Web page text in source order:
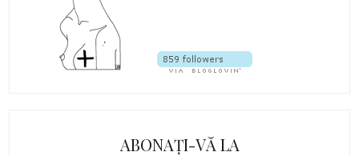
ABONAȚI-VĂ LA